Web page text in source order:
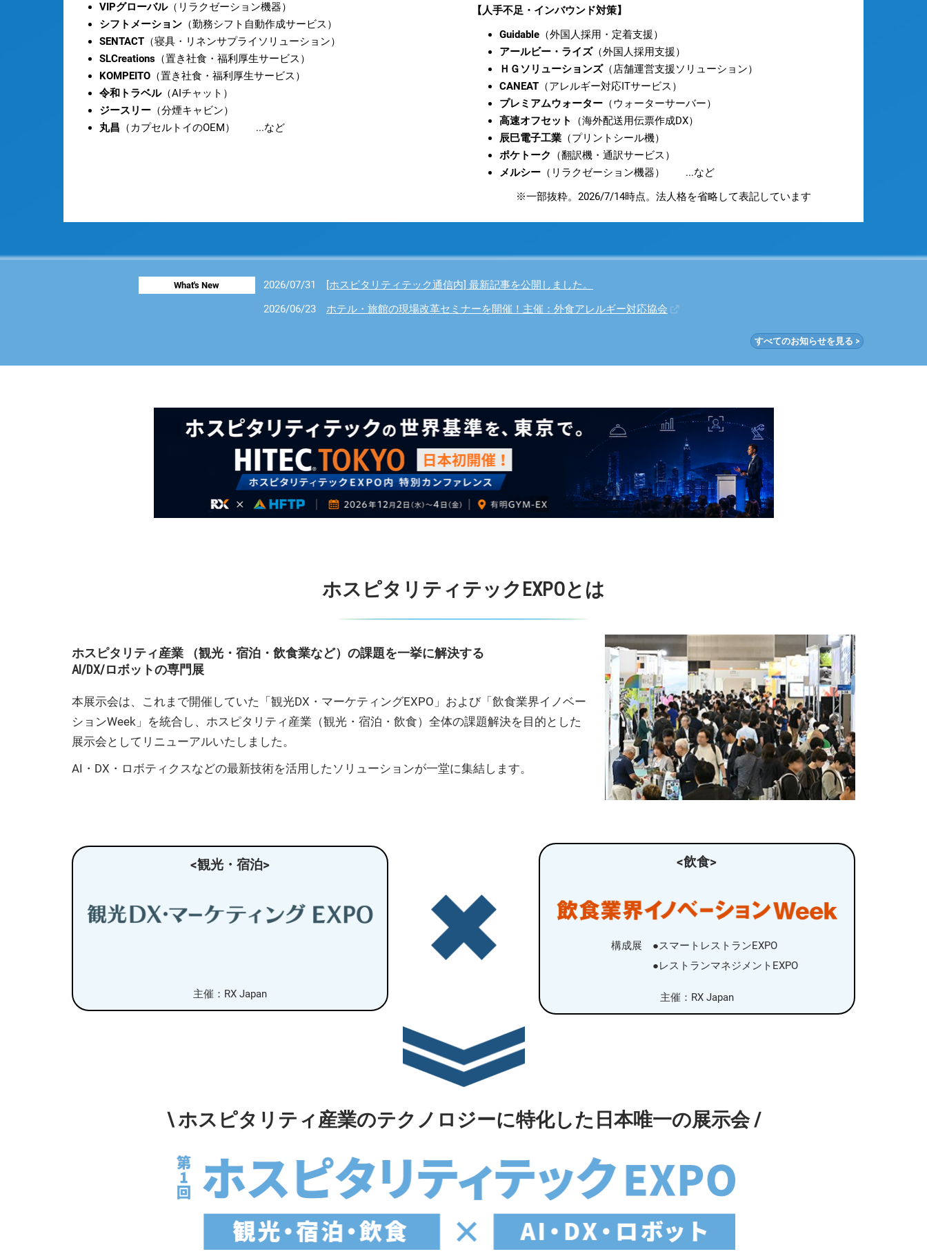
VIPグローバル（リラクゼーション機器）
シフトメーション （勤務シフト自動作成サービス）
SENTACT （寝具・リネンサプライソリューション）
SLCreations （置き社食・福利厚生サービス）
KOMPEITO （置き社食・福利厚生サービス）
令和トラベル（AIチャット）
ジースリー （分煙キャビン）
丸昌 （カプセルトイのOEM） ...など
【人手不足・インバウンド対策】
Guidable （外国人採用・定着支援）
アールビー・ライズ（外国人採用支援）
ＨＧソリューションズ（店舗運営支援ソリューション）
CANEAT （アレルギー対応ITサービス）
プレミアムウォーター （ウォーターサーバー）
高速オフセット
（海外配送用伝票作成DX）
辰巳電子工業 （プリントシール機）
ポケトーク
（翻訳機・通訳サービス）
メルシー （リラクゼーション機器） ...など
※一部抜粋。2026/7/14時点。法人格を省略して表記しています
What's New 2026/07/31
[ホスピタリティテック通信内] 最新記事を公開しました。
2026/06/23 ホテル・旅館の現場改革セミナーを開催！主催：外食アレルギー対応協会
すべてのお知らせを見る >
ホスピタリティテックEXPOとは
ホスピタリティ産業 （観光・宿泊・飲食業など）の課題を一挙に解決する
AI/DX/ロボットの専門展
本展示会は、これまで開催していた「観光DX・マーケティングEXPO」および「飲食業界イノベー
ションWeek」を統合し、ホスピタリティ産業（観光・宿泊・飲食）全体の課題解決を目的とした
展示会としてリニューアルいたしました。
AI・DX・ロボティクスなどの最新技術を活用したソリューションが一堂に集結します。
<観光・宿泊>
主催：RX Japan
<飲食>
構成展 ●スマートレストランEXPO
●レストランマネジメントEXPO
主催：RX Japan
\ ホスピタリティ産業のテクノロジーに特化した日本唯一の展示会 /